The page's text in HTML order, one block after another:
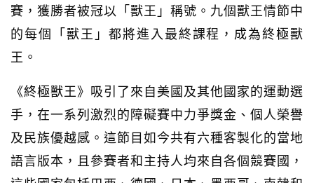
賽，獲勝者被冠以「獸王」稱號。九個獸王情節中
的每個「獸王」都將進入最終課程，成為終極獸
王。
《終極獸王》吸引了來自美國及其他國家的運動選
手，在一系列激烈的障礙賽中力爭獎金、個人榮譽
及民族優越感。這節目如今共有六種客製化的當地
語言版本，且參賽者和主持人均來自各個競賽國，